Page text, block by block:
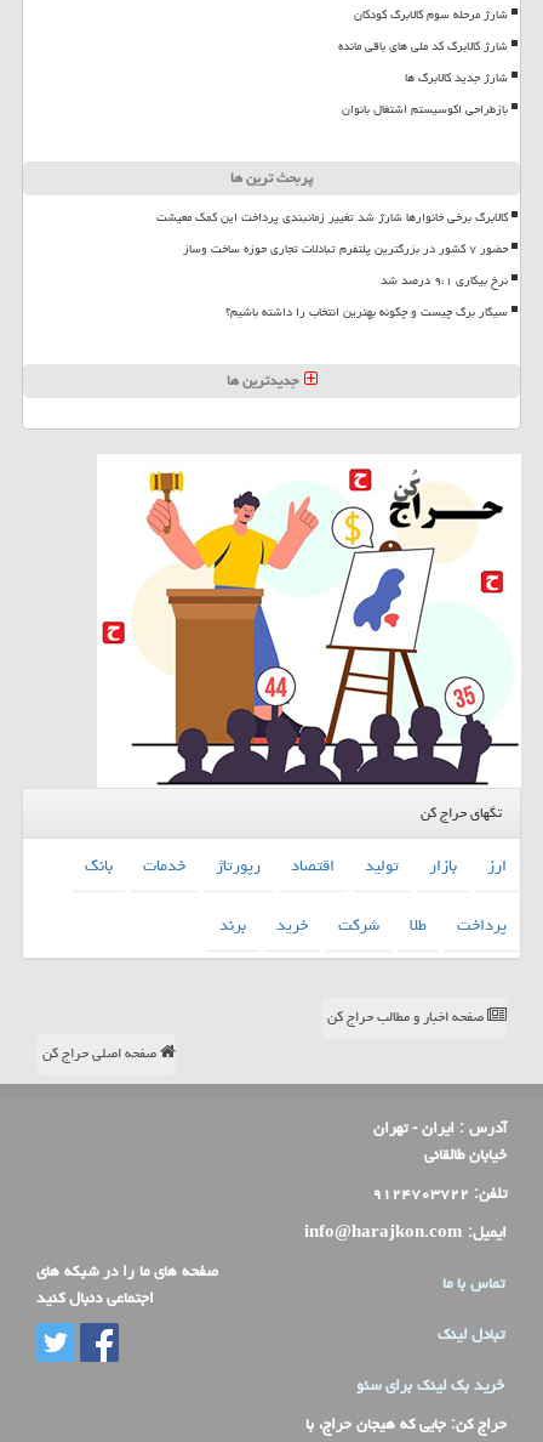
شارژ مرحله سوم کالابرگ کودکان
شارژ کالابرگ کد ملی های باقی مانده
شارژ جدید کالابرگ ها
بازطراحی اکوسیستم اشتغال بانوان
پربحث ترین ها
کالابرگ برخی خانوارها شارژ شد تغییر زمانبندی پرداخت این کمک معیشت
حضور ۷ کشور در بزرگترین پلتفرم تبادلات تجاری حوزه ساخت وساز
نرخ بیکاری ۹،۱ درصد شد
سیگار برگ چیست و چگونه بهترین انتخاب را داشته باشیم؟
جدیدترین ها
تگهای حراج کن
ارز بازار تولید اقتصاد رپورتاژ خدمات
بانك
پرداخت
طلا شركت خرید برند
صفحه اخبار و مطالب حراج کن
صفحه اصلی حراج کن
آدرس : ایران - تهران
خیابان طالقانی
تلفن: ۹۱۲۴۷۰۳۷۲۲
ایمیل: info@harajkon.com
تماس با ما
تبادل لینک
خرید بک لینک برای سئو
حراج کن: جایی که هیجان حراج، با
صفحه های ما را در شبکه های
اجتماعی دنبال کنید